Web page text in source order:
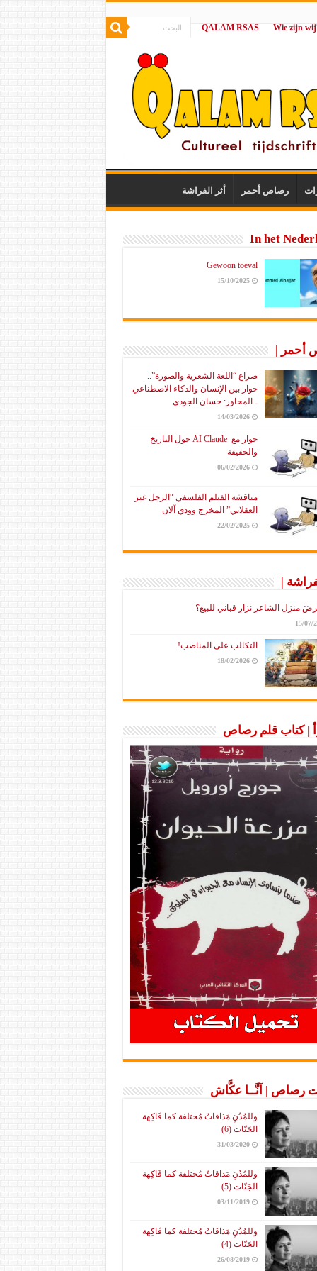
|
QALAM RSAS
رصاص أحمر أثر الفراشة
In het
Gewoon toeval
15/10/2025
أحمر |
صراع “اللغة الشعرية والصورة”..
حوار بين الإنسان والذكاء الاصطناعي
ـ المحاور: حسان الجودي
14/03/2026
حوار مع AI Claude حول التاريخ
والحقيقة
06/02/2026
مناقشة الفيلم الفلسفي “الرجل غير
العقلاني” المخرج وودي آلان
22/02/2025
|
منزل الشاعر نزار قباني للبيع؟
15/07/
التكالب على المناصب!
18/02/2026
| كتاب قلم رصاص
رصاص | آنَّــا عكَّاش
وللمُدُنِ مَذاقاتٌ مُختلفة كما فَاكِهة
الجَنّات (6)
31/03/2020
وللمُدُنِ مَذاقاتٌ مُختلفة كما فَاكِهة
الجَنّات (5)
03/11/2019
وللمُدُنِ مَذاقاتٌ مُختلفة كما فَاكِهة
الجَنّات (4)
26/08/2019